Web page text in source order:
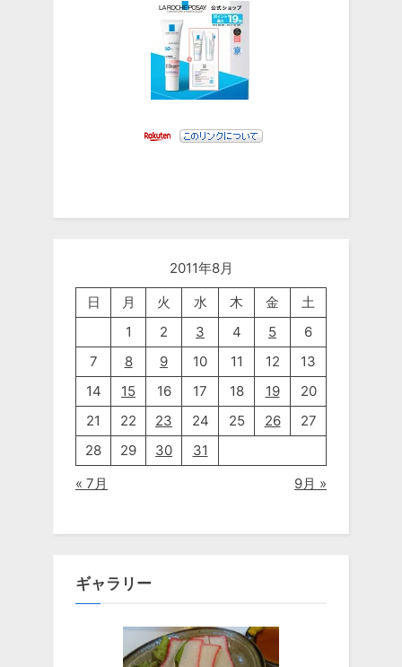
2011年8月
日
月 火 水 木 金
土
1
2 3 4 5
6
7
8 9 10 11 12
13
14
15 16 17 18 19
20
21
22 23 24 25 26
27
28
29 30
31
« 7月
9月 »
ギャラリー